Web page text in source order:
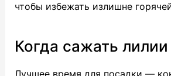
чтобы избежать излишне
Когда сажать лилии
Лучшее время для посадки —